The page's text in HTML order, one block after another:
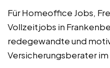
Für Homeoffice Jobs,
Vollzeitjobs in
redegewandte und
Versicherungsberater